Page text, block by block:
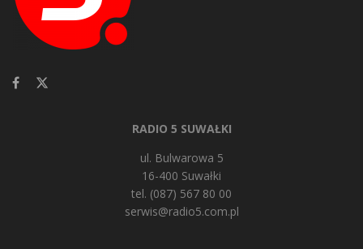
RADIO 5 SUWAŁKI
ul. Bulwarowa 5
16-400 Suwałki
tel. (087) 567 80 00
serwis@radio5.com.pl